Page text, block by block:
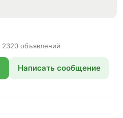
2320 объявлений
Написать сообщение